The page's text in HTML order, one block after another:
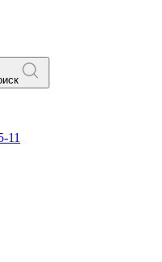
11